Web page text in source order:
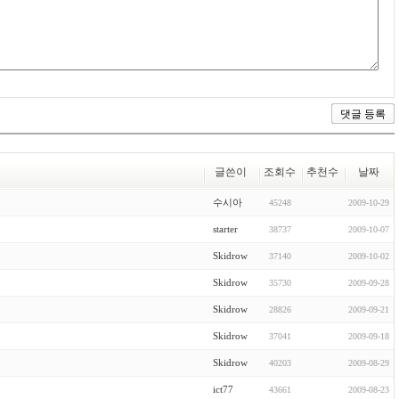
글쓴이 조회수 추천수 날짜
수시아 45248 2009-10-29
starter 38737 2009-10-07
Skidrow 37140 2009-10-02
Skidrow 35730 2009-09-28
Skidrow 28826 2009-09-21
Skidrow 37041 2009-09-18
Skidrow 40203 2009-08-29
ict77 43661 2009-08-23